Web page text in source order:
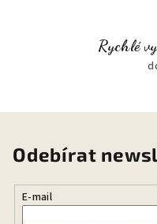
Rychlé
Odebírat
E-mail